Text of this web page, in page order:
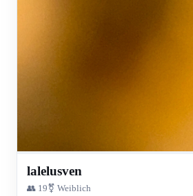
lalelusven
👥 19⚧ Weiblich